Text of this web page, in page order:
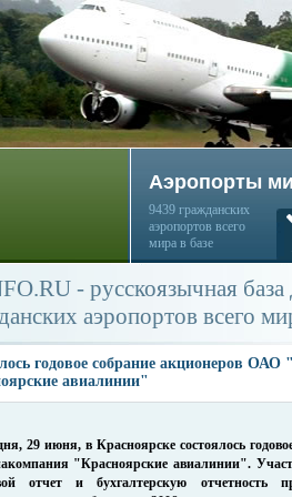
Аэропорты
9439 гражданских
аэропортов всего
мира в базе
- русскоязычная
аэропортов всего
годовое собрание акционеров
авиалинии"
29 июня, в Красноярске состоялось
"Красноярские авиалинии".
отчет и бухгалтерскую отчетность